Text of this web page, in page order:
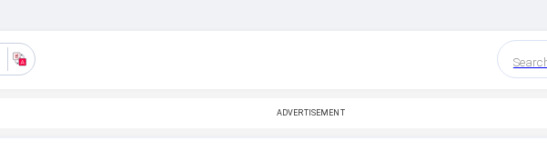
ADVERTISEMENT